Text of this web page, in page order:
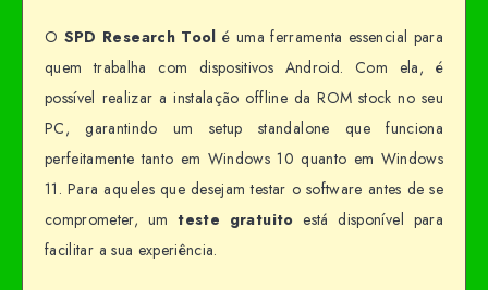
O SPD Research Tool é uma ferramenta essencial para
quem trabalha com dispositivos Android. Com ela, é
possível realizar a instalação offline da ROM stock no seu
PC, garantindo um setup standalone que funciona
perfeitamente tanto em Windows 10 quanto em Windows
11. Para aqueles que desejam testar o software antes de se
comprometer, umteste gratuito está disponível para
facilitar a sua experiência.